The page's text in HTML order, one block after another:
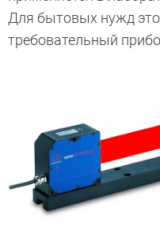
Для бытовых нужд
требовательный